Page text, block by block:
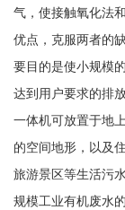
气，使接触氧化法
优点，克服两者的
要目的是使小规模
达到用户要求的排
一体机可放置于地
的空间地形，以及
旅游景区等生活污
规模工业有机废水的